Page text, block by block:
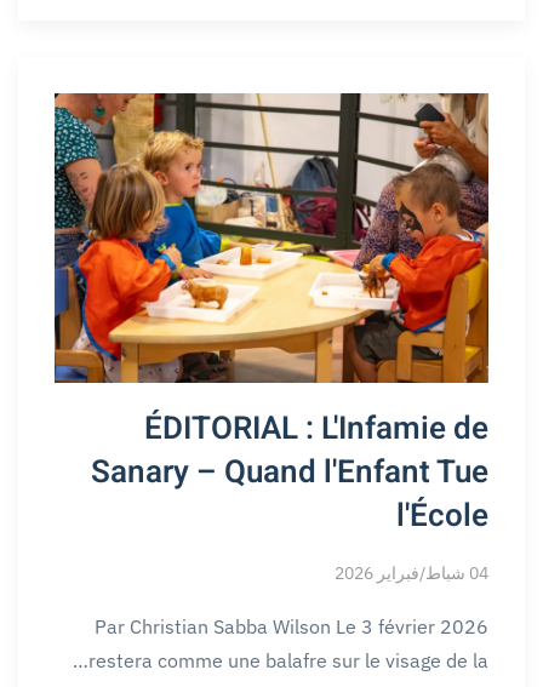
ÉDITORIAL : L'Infamie de
Sanary – Quand l'Enfant Tue
l'École
04 شباط/فبراير 2026
Par Christian Sabba Wilson Le 3 février 2026
restera comme une balafre sur le visage de la…